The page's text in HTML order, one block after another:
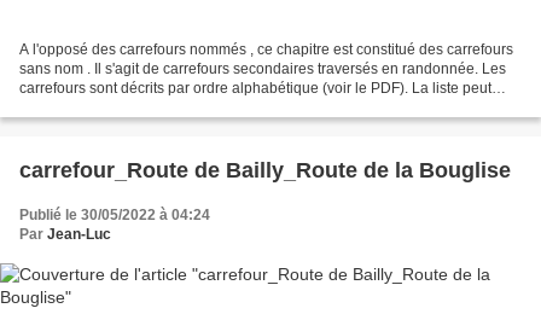
A l'opposé des carrefours nommés , ce chapitre est constitué des carrefours
sans nom . Il s'agit de carrefours secondaires traversés en randonnée. Les
carrefours sont décrits par ordre alphabétique (voir le PDF). La liste peut
carrefour_Route de Bailly_Route de la Bouglise
Publié le 30/05/2022 à 04:24
Par Jean-Luc